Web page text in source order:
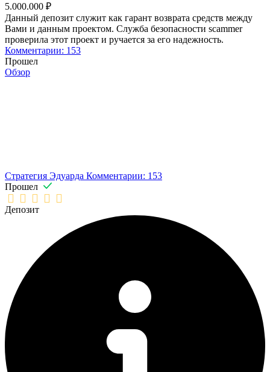
5.000.000 ₽
Данный депозит служит как гарант возврата средств между
Вами и данным проектом. Служба безопасности scammer
проверила этот проект и ручается за его надежность.
Комментарии: 153
Прошел
Обзор
Стратегия Эдуарда Комментарии: 153
Прошел
Депозит